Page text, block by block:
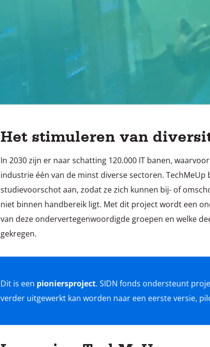
Het stimuleren van
In 2030 zijn er naar schatting 120.000 IT banen,
industrie één van de minst diverse sectoren.
studievoorschot aan, zodat ze zich kunnen bij- of
niet binnen handbereik ligt. Met dit project wordt een
van deze ondervertegenwoordigde groepen en welke
gekregen.
Dit is een pioniersproject. SIDN fonds ondersteunt
verder uitgewerkt kan worden naar een eerste versie,